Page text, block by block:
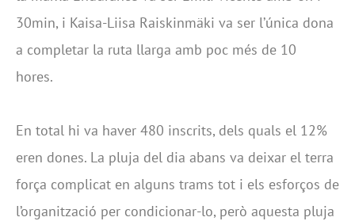
30min, i Kaisa-Liisa Raiskinmäki va ser l’única dona
a completar la ruta llarga amb poc més de 10
hores.
En total hi va haver 480 inscrits, dels quals el 12%
eren dones. La pluja del dia abans va deixar el terra
força complicat en alguns trams tot i els esforços de
l’organització per condicionar-lo, però aquesta pluja